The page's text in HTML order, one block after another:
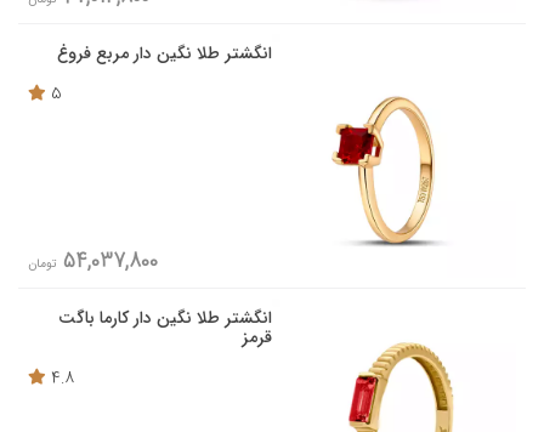
انگشتر طلا نگین دار مربع فروغ
5
54,037,800 تومان
انگشتر طلا نگین دار کارما باگت
قرمز
4.8